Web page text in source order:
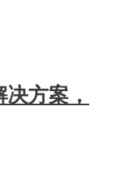
方案，